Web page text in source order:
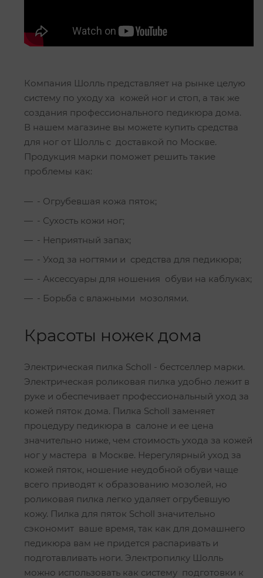
Компания Шолль представляет на рынке целую
систему по уходу ха кожей ног и стоп, а так же
создания профессионального педикюра дома.
В нашем магазине вы можете купить средства
для ног от Шолль с доставкой по Москве.
Продукция марки поможет решить такие
проблемы как:
- Огрубевшая кожа пяток;
- Сухость кожи ног;
- Неприятный запах;
- Уход за ногтями и средства для педикюра;
- Аксессуары для ношения обуви на каблуках;
- Борьба с влажными мозолями.
Красоты ножек дома
Электрическая пилка Scholl - бестселлер марки.
Электрическая роликовая пилка удобно лежит в
руке и обеспечивает профессиональный уход за
кожей пяток дома. Пилка Scholl заменяет
процедуру педикюра в салоне и ее цена
значительно ниже, чем стоимость ухода за кожей
ног у мастера в Москве. Нерегулярный уход за
кожей пяток, ношение неудобной обуви чаще
всего приводят к образованию мозолей, но
роликовая пилка легко удаляет огрубевшую
кожу. Пилка для пяток Scholl значительно
сэкономит ваше время, так как для домашнего
педикюра вам не придется распаривать и
подготавливать ноги. Электропилку Шолль
можно использовать как систему подготовки к